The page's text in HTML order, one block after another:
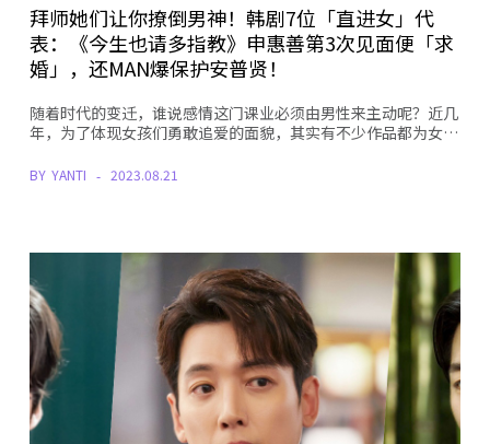
拜师她们让你撩倒男神！韩剧7位「直进女」代
表：《今生也请多指教》申惠善第3次见面便「求
婚」，还MAN爆保护安普贤！
随着时代的变迁，谁说感情这门课业必须由男性来主动呢？近几
年，为了体现女孩们勇敢追爱的面貌，其实有不少作品都为女…
BY YANTI 2023.08.21